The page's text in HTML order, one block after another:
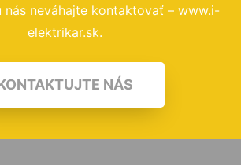
nás neváhajte kontaktovať – www.i-
elektrikar.sk.
NÁS